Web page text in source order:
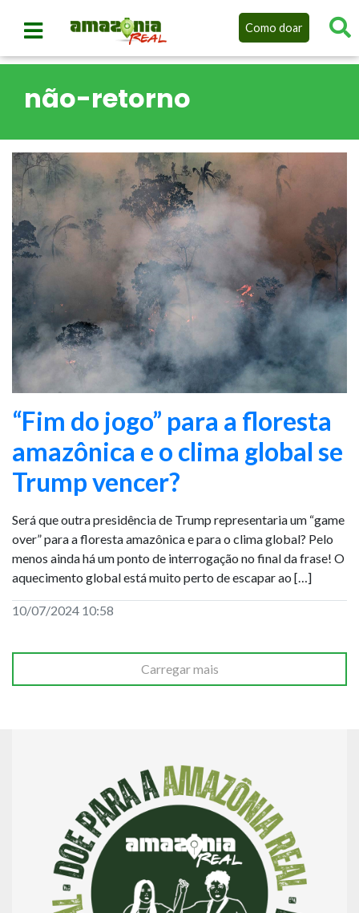
Como doar
não-retorno
“Fim do jogo” para a floresta
amazônica e o clima global se
Trump vencer?
Será que outra presidência de Trump representaria um “game
over” para a floresta amazônica e para o clima global? Pelo
menos ainda há um ponto de interrogação no final da frase! O
aquecimento global está muito perto de escapar ao […]
10/07/2024 10:58
Carregar mais